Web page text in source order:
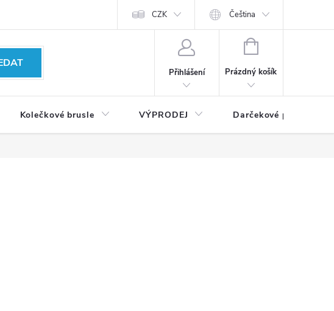
CZK Čeština
Přihlášení
NÁKUPNÍ
Prázdný košík
Kolečkové brusle VÝPRODEJ Darčekové poukážky